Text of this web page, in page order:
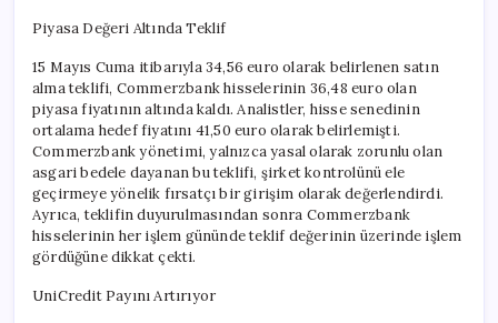
Piyasa Değeri Altında Teklif
15 Mayıs Cuma itibarıyla 34,56 euro olarak belirlenen satın
alma teklifi, Commerzbank hisselerinin 36,48 euro olan
piyasa fiyatının altında kaldı. Analistler, hisse senedinin
ortalama hedef fiyatını 41,50 euro olarak belirlemişti.
Commerzbank yönetimi, yalnızca yasal olarak zorunlu olan
asgari bedele dayanan bu teklifi, şirket kontrolünü ele
geçirmeye yönelik fırsatçı bir girişim olarak değerlendirdi.
Ayrıca, teklifin duyurulmasından sonra Commerzbank
hisselerinin her işlem gününde teklif değerinin üzerinde işlem
gördüğüne dikkat çekti.
UniCredit Payını Artırıyor